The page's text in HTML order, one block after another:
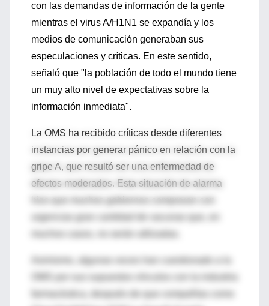
con las demandas de información de la gente
mientras el virus A/H1N1 se expandía y los
medios de comunicación generaban sus
especulaciones y críticas. En este sentido,
señaló que "la población de todo el mundo tiene
un muy alto nivel de expectativas sobre la
información inmediata".
La OMS ha recibido críticas desde diferentes
instancias por generar pánico en relación con la
gripe A, que resultó ser una enfermedad de
efectos moderados. Esta situación de alarma
hizo que muchos gobiernos compraran con
urgencias gran cantidad de vacunas que, en
Asimismo, algunas voces han cuestionado a la
OMS por sus supuestos vínculos con la industria